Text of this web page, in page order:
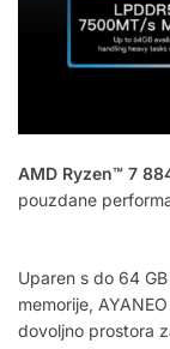
AMD Ryzen™ 7
pouzdane
Uparen s do 64
memorije,
dovoljno prostora